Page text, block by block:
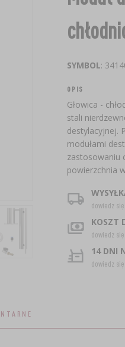
SYMBOL:
OPIS
​Głowica -
stali
destylacyjnej.
modułami
zastosowaniu
powierzchnia
dowiedz
KOSZT
dowiedz
14 DNI
dowiedz